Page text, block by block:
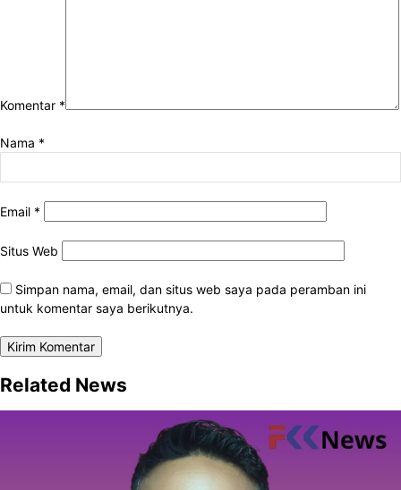
Komentar *
Nama *
Email *
Situs Web
Simpan nama, email, dan situs web saya pada peramban ini
untuk komentar saya berikutnya.
Related News